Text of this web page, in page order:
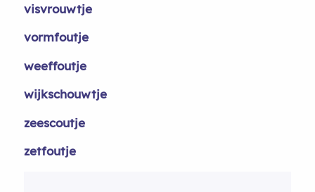
visvrouwtje
vormfoutje
weeffoutje
wijkschouwtje
zeescoutje
zetfoutje